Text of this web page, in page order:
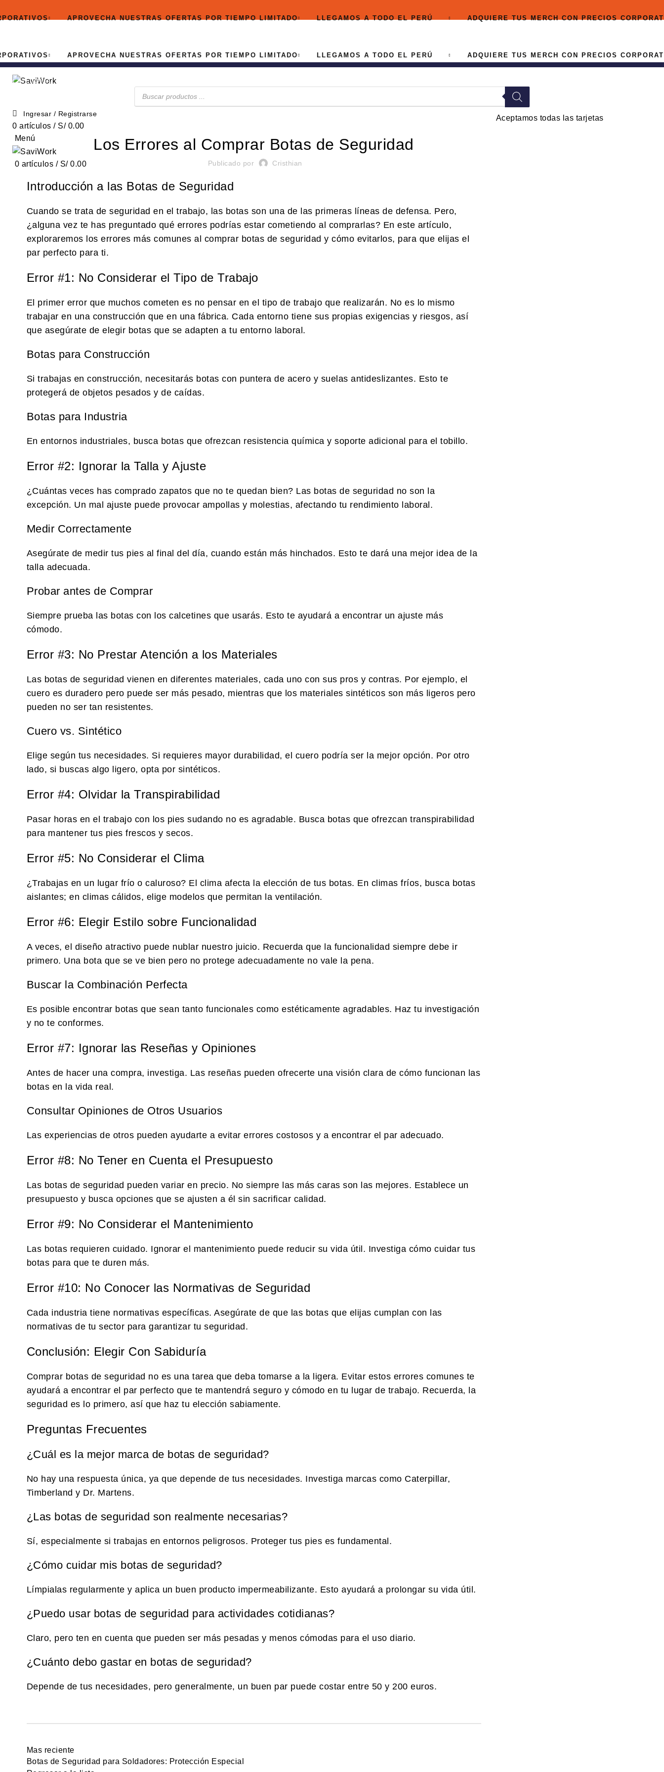
APROVECHA NUESTRAS OFERTAS POR TIEMPO LIMITADO LLEGAMOS A TODO EL PERÚ ADQUIERE TUS MERCH CON PRECIOS
APROVECHA NUESTRAS OFERTAS POR TIEMPO LIMITADO LLEGAMOS A TODO EL PERÚ ADQUIERE TUS MERCH CON PRECIOS
de
productos
Ingresar / Registrarse
0artículos / S/0.00
Menú
0 artículos / S/0.00
CATEGORÍA
Búsqueda
de
productos
Los Errores al Comprar Botas de Seguridad
Publicado por Cristhian
Introducción a las Botas de Seguridad
Cuando se trata de seguridad en el trabajo, las botas son una de las primeras líneas de defensa. Pero,
¿alguna vez te has preguntado qué errores podrías estar cometiendo al comprarlas? En este artículo,
exploraremos los errores más comunes al comprar botas de seguridad y cómo evitarlos, para que elijas el
par perfecto para ti.
Error #1: No Considerar el Tipo de Trabajo
El primer error que muchos cometen es no pensar en el tipo de trabajo que realizarán. No es lo mismo
trabajar en una construcción que en una fábrica. Cada entorno tiene sus propias exigencias y riesgos, así
que asegúrate de elegir botas que se adapten a tu entorno laboral.
Botas para Construcción
Si trabajas en construcción, necesitarás botas con puntera de acero y suelas antideslizantes. Esto te
protegerá de objetos pesados y de caídas.
Botas para Industria
En entornos industriales, busca botas que ofrezcan resistencia química y soporte adicional para el tobillo.
Error #2: Ignorar la Talla y Ajuste
¿Cuántas veces has comprado zapatos que no te quedan bien? Las botas de seguridad no son la
excepción. Un mal ajuste puede provocar ampollas y molestias, afectando tu rendimiento laboral.
Medir Correctamente
Asegúrate de medir tus pies al final del día, cuando están más hinchados. Esto te dará una mejor idea de la
talla adecuada.
Probar antes de Comprar
Siempre prueba las botas con los calcetines que usarás. Esto te ayudará a encontrar un ajuste más
cómodo.
Error #3: No Prestar Atención a los Materiales
Las botas de seguridad vienen en diferentes materiales, cada uno con sus pros y contras. Por ejemplo, el
cuero es duradero pero puede ser más pesado, mientras que los materiales sintéticos son más ligeros pero
pueden no ser tan resistentes.
Cuero vs. Sintético
Elige según tus necesidades. Si requieres mayor durabilidad, el cuero podría ser la mejor opción. Por otro
lado, si buscas algo ligero, opta por sintéticos.
Error #4: Olvidar la Transpirabilidad
Pasar horas en el trabajo con los pies sudando no es agradable. Busca botas que ofrezcan transpirabilidad
para mantener tus pies frescos y secos.
Error #5: No Considerar el Clima
¿Trabajas en un lugar frío o caluroso? El clima afecta la elección de tus botas. En climas fríos, busca botas
aislantes; en climas cálidos, elige modelos que permitan la ventilación.
Error #6: Elegir Estilo sobre Funcionalidad
A veces, el diseño atractivo puede nublar nuestro juicio. Recuerda que la funcionalidad siempre debe ir
primero. Una bota que se ve bien pero no protege adecuadamente no vale la pena.
Buscar la Combinación Perfecta
Es posible encontrar botas que sean tanto funcionales como estéticamente agradables. Haz tu investigación
y no te conformes.
Error #7: Ignorar las Reseñas y Opiniones
Antes de hacer una compra, investiga. Las reseñas pueden ofrecerte una visión clara de cómo funcionan las
botas en la vida real.
Consultar Opiniones de Otros Usuarios
Las experiencias de otros pueden ayudarte a evitar errores costosos y a encontrar el par adecuado.
Error #8: No Tener en Cuenta el Presupuesto
Las botas de seguridad pueden variar en precio. No siempre las más caras son las mejores. Establece un
presupuesto y busca opciones que se ajusten a él sin sacrificar calidad.
Error #9: No Considerar el Mantenimiento
Las botas requieren cuidado. Ignorar el mantenimiento puede reducir su vida útil. Investiga cómo cuidar tus
botas para que te duren más.
Error #10: No Conocer las Normativas de Seguridad
Cada industria tiene normativas específicas. Asegúrate de que las botas que elijas cumplan con las
normativas de tu sector para garantizar tu seguridad.
Conclusión: Elegir Con Sabiduría
Comprar botas de seguridad no es una tarea que deba tomarse a la ligera. Evitar estos errores comunes te
ayudará a encontrar el par perfecto que te mantendrá seguro y cómodo en tu lugar de trabajo. Recuerda, la
seguridad es lo primero, así que haz tu elección sabiamente.
Preguntas Frecuentes
¿Cuál es la mejor marca de botas de seguridad?
No hay una respuesta única, ya que depende de tus necesidades. Investiga marcas como Caterpillar,
Timberland y Dr. Martens.
¿Las botas de seguridad son realmente necesarias?
Sí, especialmente si trabajas en entornos peligrosos. Proteger tus pies es fundamental.
¿Cómo cuidar mis botas de seguridad?
Límpialas regularmente y aplica un buen producto impermeabilizante. Esto ayudará a prolongar su vida útil.
¿Puedo usar botas de seguridad para actividades cotidianas?
Claro, pero ten en cuenta que pueden ser más pesadas y menos cómodas para el uso diario.
¿Cuánto debo gastar en botas de seguridad?
Depende de tus necesidades, pero generalmente, un buen par puede costar entre 50 y 200 euros.
Mas reciente
Botas de Seguridad para Soldadores: Protección Especial
Aceptamos todas las tarjetas